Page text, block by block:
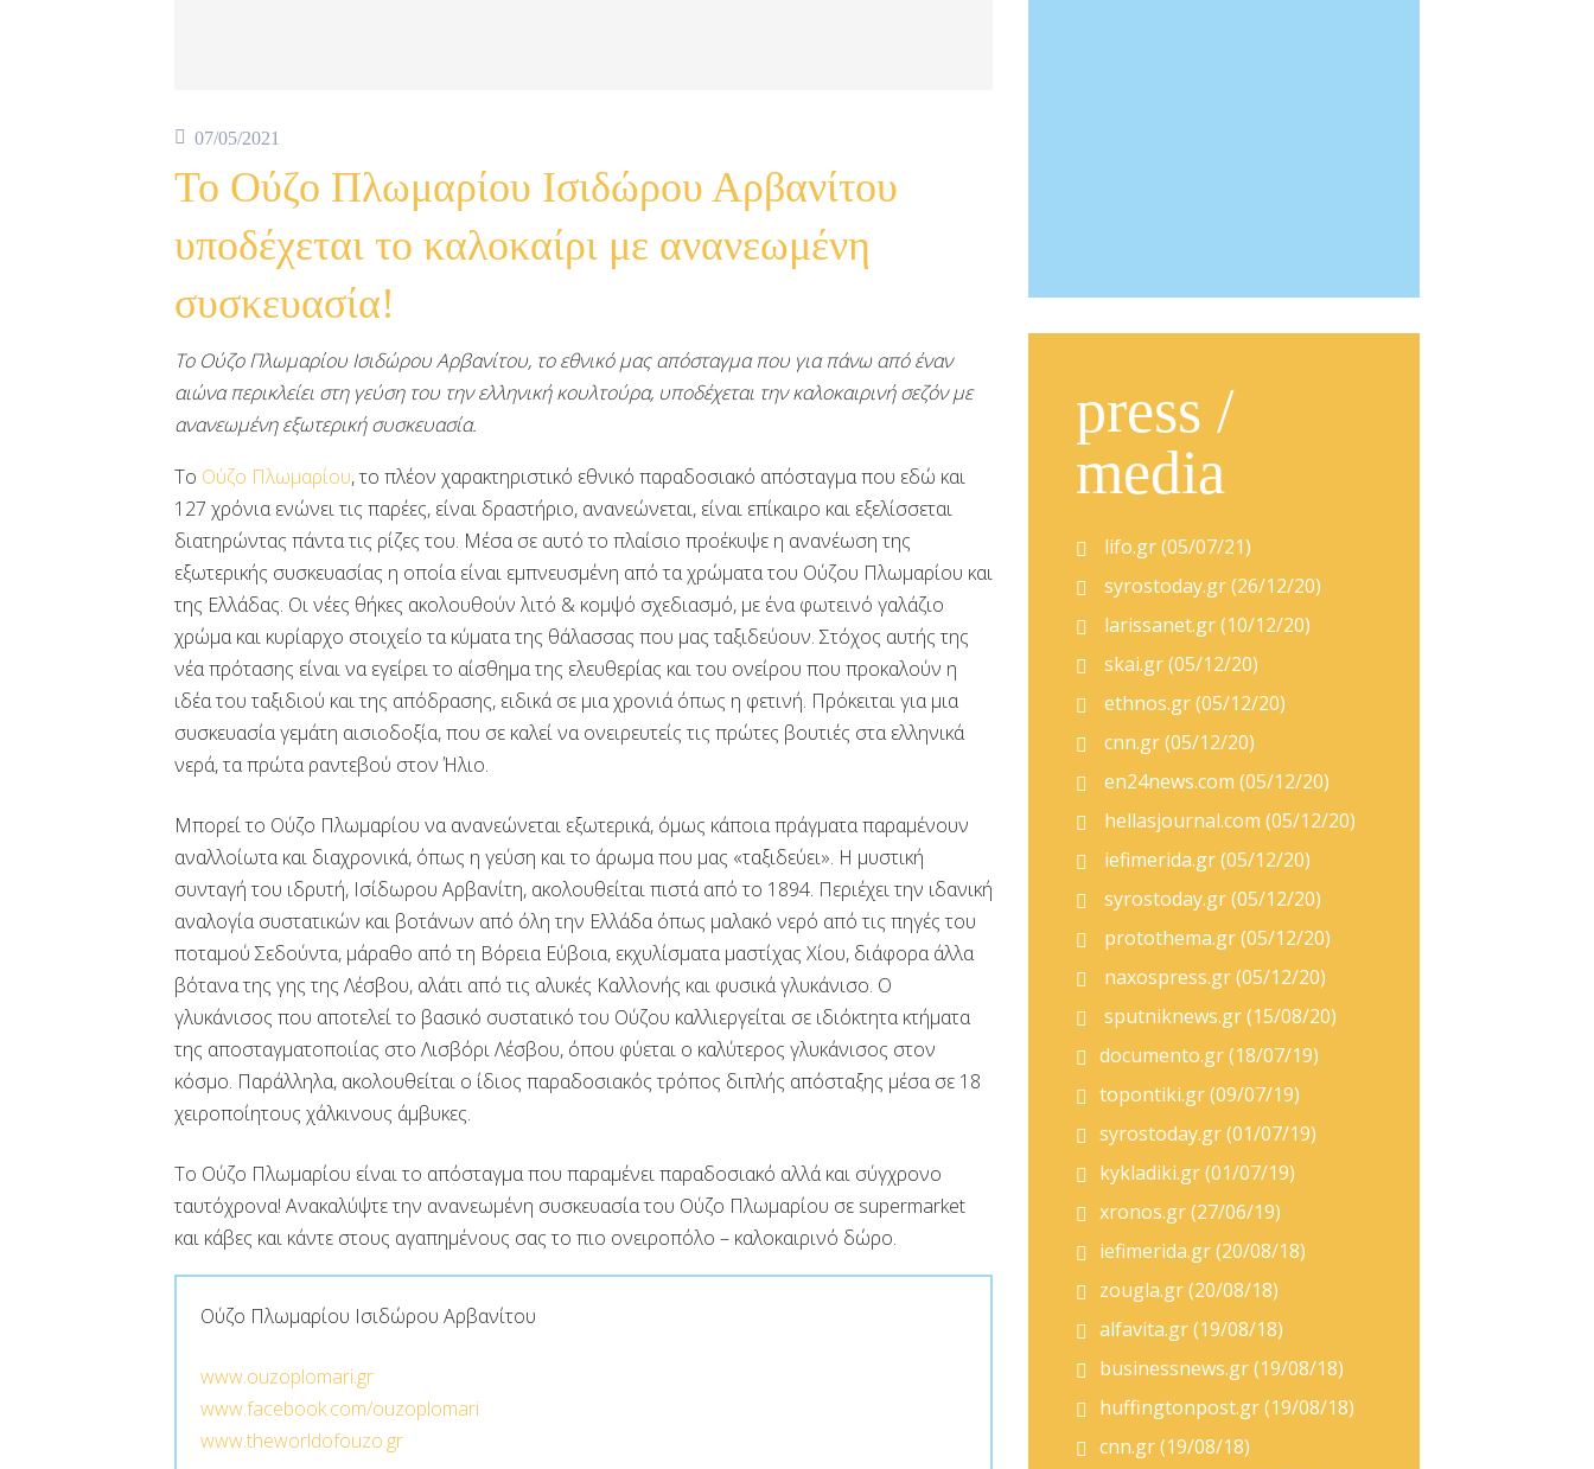
07/05/2021
Το Ούζο Πλωμαρίου Ισιδώρου Αρβανίτου
υποδέχεται το καλοκαίρι με ανανεωμένη
συσκευασία!
Το Ούζο Πλωμαρίου Ισιδώρου Αρβανίτου, το εθνικό μας απόσταγμα που για πάνω από έναν
αιώνα περικλείει στη γεύση του την ελληνική κουλτούρα, υποδέχεται την καλοκαιρινή σεζόν με
ανανεωμένη εξωτερική συσκευασία.
Το Ούζο Πλωμαρίου, το πλέον χαρακτηριστικό εθνικό παραδοσιακό απόσταγμα που εδώ και
127 χρόνια ενώνει τις παρέες, είναι δραστήριο, ανανεώνεται, είναι επίκαιρο και εξελίσσεται
διατηρώντας πάντα τις ρίζες του. Μέσα σε αυτό το πλαίσιο προέκυψε η ανανέωση της
εξωτερικής συσκευασίας η οποία είναι εμπνευσμένη από τα χρώματα του Ούζου Πλωμαρίου και
της Ελλάδας. Οι νέες θήκες ακολουθούν λιτό & κομψό σχεδιασμό, με ένα φωτεινό γαλάζιο
χρώμα και κυρίαρχο στοιχείο τα κύματα της θάλασσας που μας ταξιδεύουν. Στόχος αυτής της
νέα πρότασης είναι να εγείρει το αίσθημα της ελευθερίας και του ονείρου που προκαλούν η
ιδέα του ταξιδιού και της απόδρασης, ειδικά σε μια χρονιά όπως η φετινή. Πρόκειται για μια
συσκευασία γεμάτη αισιοδοξία, που σε καλεί να ονειρευτείς τις πρώτες βουτιές στα ελληνικά
νερά, τα πρώτα ραντεβού στον Ήλιο.
Μπορεί το Ούζο Πλωμαρίου να ανανεώνεται εξωτερικά, όμως κάποια πράγματα παραμένουν
αναλλοίωτα και διαχρονικά, όπως η γεύση και το άρωμα που μας «ταξιδεύει». Η μυστική
συνταγή του ιδρυτή, Ισίδωρου Αρβανίτη, ακολουθείται πιστά από το 1894. Περιέχει την ιδανική
αναλογία συστατικών και βοτάνων από όλη την Ελλάδα όπως μαλακό νερό από τις πηγές του
ποταμού Σεδούντα, μάραθο από τη Βόρεια Εύβοια, εκχυλίσματα μαστίχας Χίου, διάφορα άλλα
βότανα της γης της Λέσβου, αλάτι από τις αλυκές Καλλονής και φυσικά γλυκάνισο. Ο
γλυκάνισος που αποτελεί το βασικό συστατικό του Ούζου καλλιεργείται σε ιδιόκτητα κτήματα
της αποσταγματοποιίας στο Λισβόρι Λέσβου, όπου φύεται ο καλύτερος γλυκάνισος στον
κόσμο. Παράλληλα, ακολουθείται ο ίδιος παραδοσιακός τρόπος διπλής απόσταξης μέσα σε 18
χειροποίητους χάλκινους άμβυκες.
Το Ούζο Πλωμαρίου είναι το απόσταγμα που παραμένει παραδοσιακό αλλά και σύγχρονο
ταυτόχρονα! Ανακαλύψτε την ανανεωμένη συσκευασία του Ούζο Πλωμαρίου σε supermarket
και κάβες και κάντε στους αγαπημένους σας το πιο ονειροπόλο – καλοκαιρινό δώρο.
Ούζο Πλωμαρίου Ισιδώρου Αρβανίτου
www.ouzoplomari.gr
www.facebook.com/ouzoplomari
www.theworldofouzo.gr
press /
media
lifo.gr (05/07/21)
syrostoday.gr (26/12/20)
larissanet.gr (10/12/20)
skai.gr (05/12/20)
ethnos.gr (05/12/20)
cnn.gr (05/12/20)
en24news.com (05/12/20)
hellasjournal.com (05/12/20)
iefimerida.gr (05/12/20)
syrostoday.gr (05/12/20)
protothema.gr (05/12/20)
naxospress.gr (05/12/20)
sputniknews.gr (15/08/20)
documento.gr (18/07/19)
topontiki.gr (09/07/19)
syrostoday.gr (01/07/19)
kykladiki.gr (01/07/19)
xronos.gr (27/06/19)
iefimerida.gr (20/08/18)
zougla.gr (20/08/18)
alfavita.gr (19/08/18)
businessnews.gr (19/08/18)
huffingtonpost.gr (19/08/18)
cnn.gr (19/08/18)